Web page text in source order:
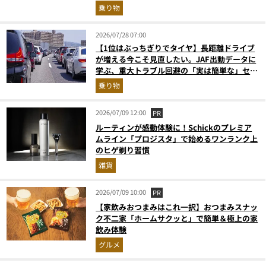
（2026年6月版）
乗り物
2026/07/28 07:00
【1位はぶっちぎりでタイヤ】長距離ドライブ
が増える今こそ見直したい。JAF出動データに
学ぶ、重大トラブル回避の「実は簡単な」セル
フメンテ術
乗り物
2026/07/09 12:00 PR
ルーティンが感動体験に！Schickのプレミア
ムライン「プロジスタ」で始めるワンランク上
のヒゲ剃り習慣
雑貨
2026/07/09 10:00 PR
【家飲みおつまみはこれ一択】おつまみスナッ
ク不二家「ホームサクッと」で簡単＆極上の家
飲み体験
グルメ